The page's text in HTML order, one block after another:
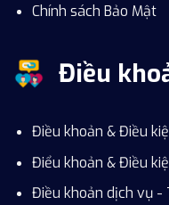
Chính sách Bảo Mật
Điều
Điều khoản & Điều
Điểu khoản & Điều
Điều khoản dịch vụ -